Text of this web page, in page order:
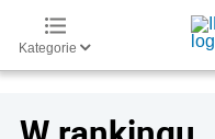
Kategorie